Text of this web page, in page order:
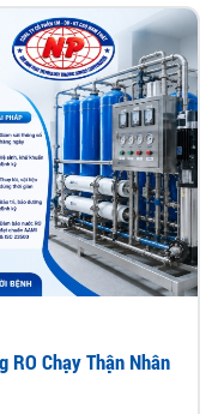
RO Chạy Thận Nhân